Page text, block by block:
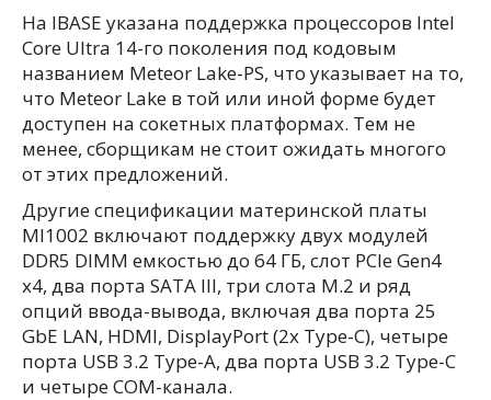
На IBASE указана поддержка процессоров Intel
Core Ultra 14-го поколения под кодовым
названием Meteor Lake-PS, что указывает на то,
что Meteor Lake в той или иной форме будет
доступен на сокетных платформах. Тем не
менее, сборщикам не стоит ожидать многого
от этих предложений.
Другие спецификации материнской платы
MI1002 включают поддержку двух модулей
DDR5 DIMM емкостью до 64 ГБ, слот PCIe Gen4
x4, два порта SATA III, три слота M.2 и ряд
опций ввода-вывода, включая два порта 25
GbE LAN, HDMI, DisplayPort (2x Type-C), четыре
порта USB 3.2 Type-A, два порта USB 3.2 Type-C
и четыре COM-канала.